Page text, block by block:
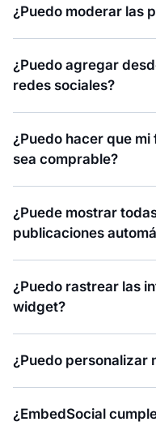
¿Puedo moderar las
¿Puedo agregar
redes sociales?
¿Puedo hacer que
sea comprable?
¿Puede mostrar
publicaciones
¿Puedo rastrear las
widget?
¿Puedo personalizar
¿EmbedSocial